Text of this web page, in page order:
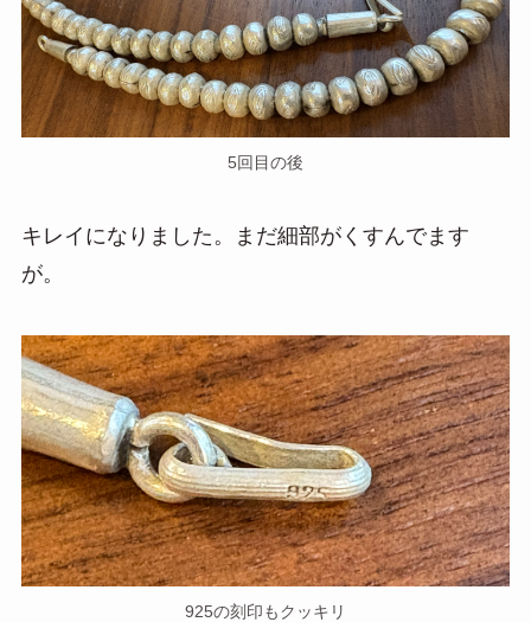
5回目の後
キレイになりました。まだ細部がくすんでます
が。
925の刻印もクッキリ